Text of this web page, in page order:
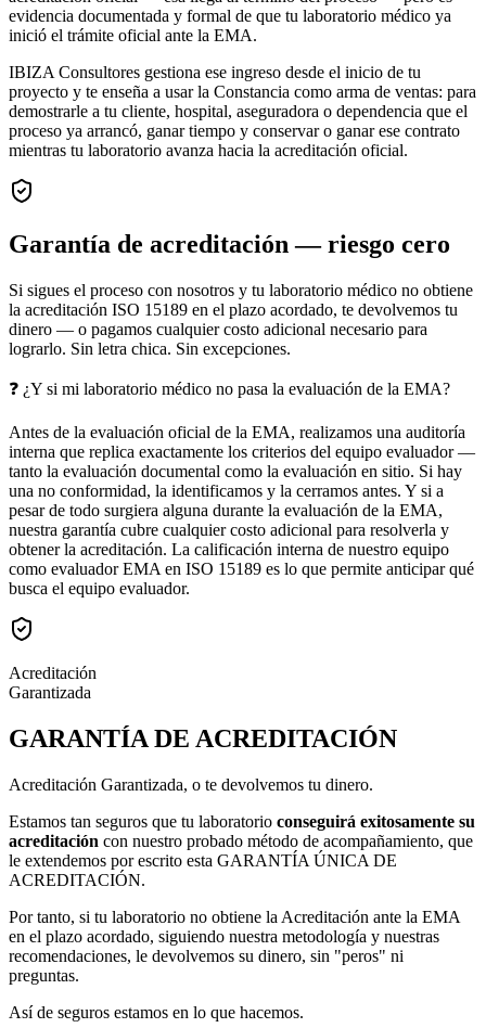
evidencia documentada y formal de que tu laboratorio médico ya
inició el trámite oficial ante la EMA.
IBIZA Consultores gestiona ese ingreso desde el inicio de tu
proyecto y te enseña a usar la Constancia como arma de ventas: para
demostrarle a tu cliente, hospital, aseguradora o dependencia que el
proceso ya arrancó, ganar tiempo y conservar o ganar ese contrato
mientras tu laboratorio avanza hacia la acreditación oficial.
Garantía de acreditación — riesgo cero
Si sigues el proceso con nosotros y tu laboratorio médico no obtiene
la acreditación ISO 15189 en el plazo acordado, te devolvemos tu
dinero — o pagamos cualquier costo adicional necesario para
lograrlo. Sin letra chica. Sin excepciones.
❓ ¿Y si mi laboratorio médico no pasa la evaluación de la EMA?
Antes de la evaluación oficial de la EMA, realizamos una auditoría
interna que replica exactamente los criterios del equipo evaluador —
tanto la evaluación documental como la evaluación en sitio. Si hay
una no conformidad, la identificamos y la cerramos antes. Y si a
pesar de todo surgiera alguna durante la evaluación de la EMA,
nuestra garantía cubre cualquier costo adicional para resolverla y
obtener la acreditación. La calificación interna de nuestro equipo
como evaluador EMA en ISO 15189 es lo que permite anticipar qué
busca el equipo evaluador.
Acreditación
Garantizada
GARANTÍA DE ACREDITACIÓN
Acreditación Garantizada, o te devolvemos tu dinero.
Estamos tan seguros que tu laboratorio conseguirá exitosamente su
acreditación con nuestro probado método de acompañamiento, que
le extendemos por escrito esta GARANTÍA ÚNICA DE
ACREDITACIÓN.
Por tanto, si tu laboratorio no obtiene la Acreditación ante la EMA
en el plazo acordado, siguiendo nuestra metodología y nuestras
recomendaciones, le devolvemos su dinero, sin "peros" ni
preguntas.
Así de seguros estamos en lo que hacemos.